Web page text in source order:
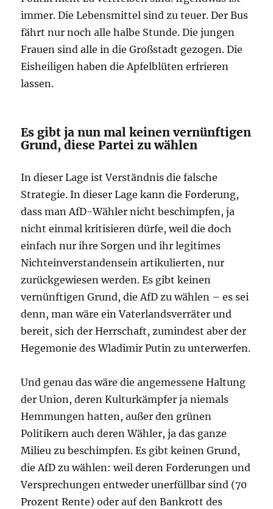
immer. Die Lebensmittel sind zu teuer. Der Bus
fährt nur noch alle halbe Stunde. Die jungen
Frauen sind alle in die Großstadt gezogen. Die
Eisheiligen haben die Apfelblüten erfrieren
lassen.
Es gibt ja nun mal keinen vernünftigen
Grund, diese Partei zu wählen
In dieser Lage ist Verständnis die falsche
Strategie. In dieser Lage kann die Forderung,
dass man AfD-Wähler nicht beschimpfen, ja
nicht einmal kritisieren dürfe, weil die doch
einfach nur ihre Sorgen und ihr legitimes
Nichteinverstandensein artikulierten, nur
zurückgewiesen werden. Es gibt keinen
vernünftigen Grund, die AfD zu wählen – es sei
denn, man wäre ein Vaterlandsverräter und
bereit, sich der Herrschaft, zumindest aber der
Hegemonie des Wladimir Putin zu unterwerfen.
Und genau das wäre die angemessene Haltung
der Union, deren Kulturkämpfer ja niemals
Hemmungen hatten, außer den grünen
Politikern auch deren Wähler, ja das ganze
Milieu zu beschimpfen. Es gibt keinen Grund,
die AfD zu wählen: weil deren Forderungen und
Versprechungen entweder unerfüllbar sind (70
Prozent Rente) oder auf den Bankrott des